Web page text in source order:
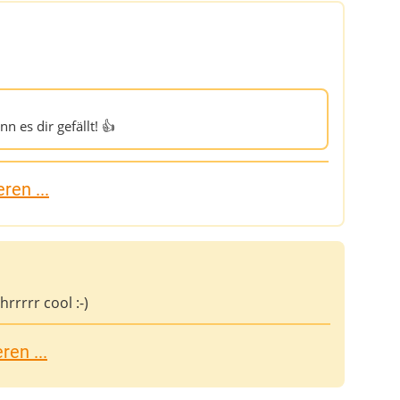
es dir gefällt! 👍
...
cool :-)
...